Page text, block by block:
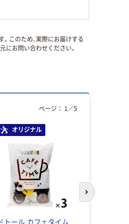
。このため、実際にお届けする
にお問い合わせください。
オリジナル
トール カフェタイム
ページ： 1 ／5
次のスライド